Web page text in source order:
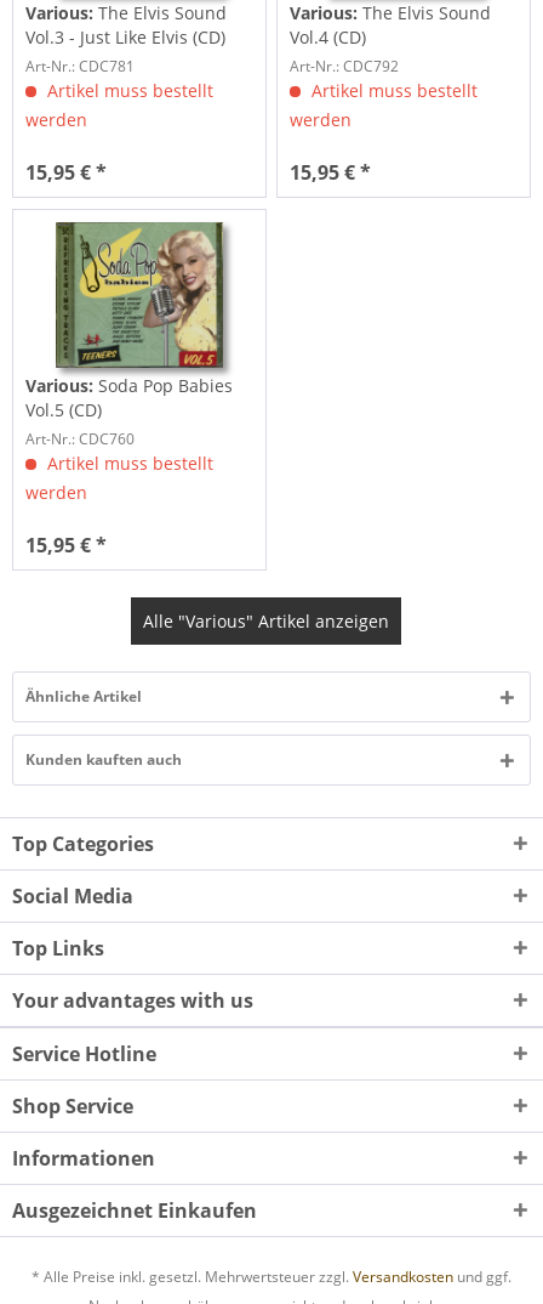
Various: The Elvis Sound
Vol.3 - Just Like Elvis (CD)
Art-Nr.: CDC781
Artikel muss bestellt
werden
15,95 € *
Various: The Elvis Sound
Vol.4 (CD)
Art-Nr.: CDC792
Artikel muss bestellt
werden
15,95 € *
Various: Soda Pop Babies
Vol.5 (CD)
Art-Nr.: CDC760
Artikel muss bestellt
werden
15,95 € *
Alle "Various" Artikel anzeigen
Ähnliche Artikel
Kunden kauften auch
Top Categories
Social Media
Top Links
Your advantages with us
Service Hotline
Shop Service
Informationen
Ausgezeichnet Einkaufen
* Alle Preise inkl. gesetzl. Mehrwertsteuer zzgl. Versandkosten und ggf.